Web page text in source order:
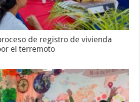
de registro de vivienda
el terremoto